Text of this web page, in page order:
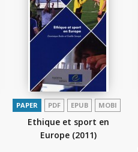
PAPER PDF EPUB MOBI
Ethique et sport en
Europe (2011)